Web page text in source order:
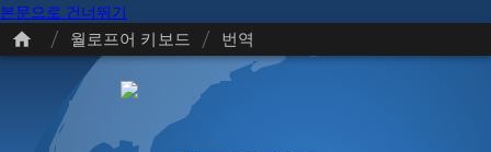
본문으로 건너뛰기
/ 월로프어 키보드 / 번역